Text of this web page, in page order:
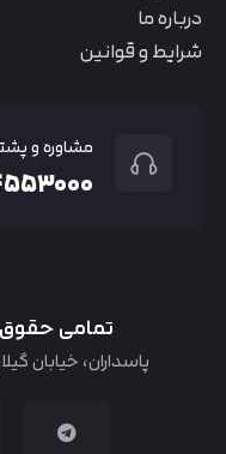
درباره ما
شرایط و قوانین
مشاوره و
تمامی
پاسداران، خیابان